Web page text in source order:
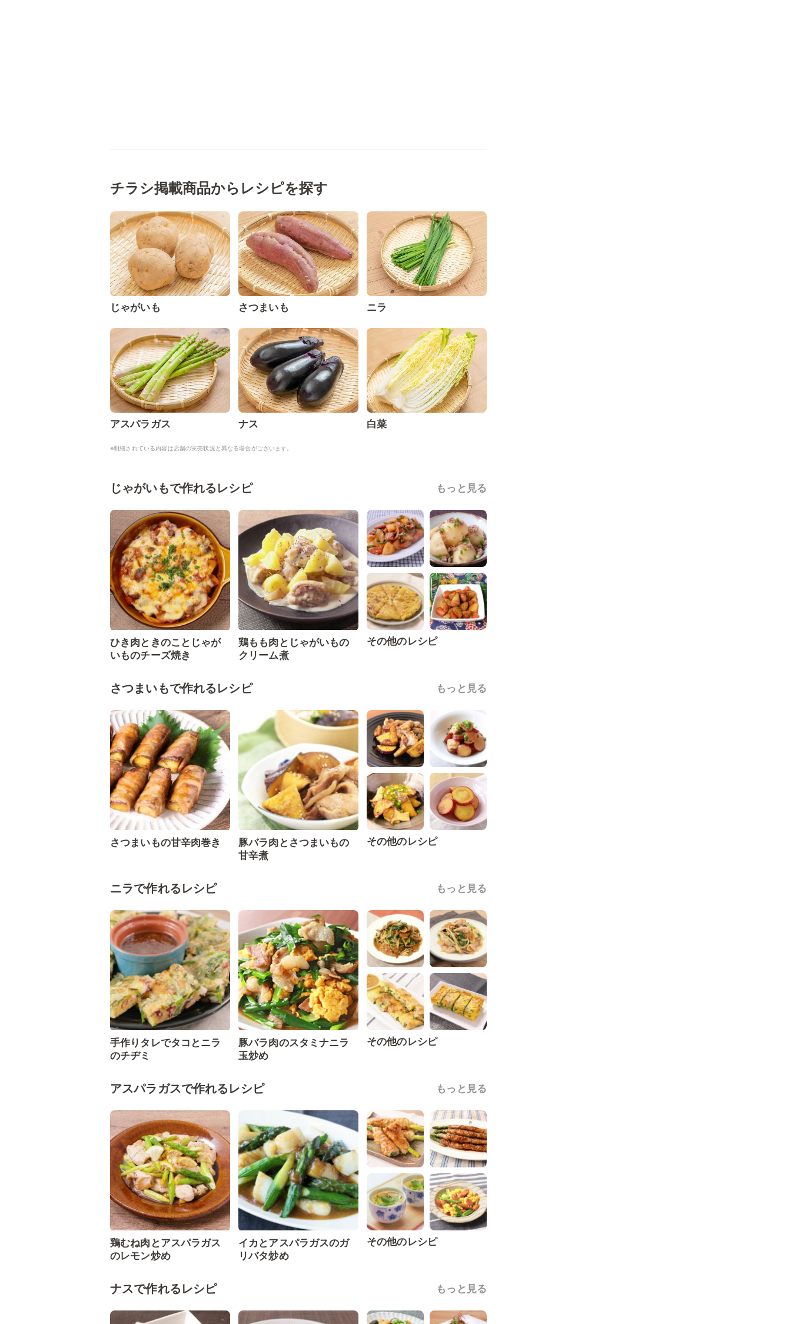
チラシ掲載商品からレシピを探す
じゃがいも さつまいも ニラ
アスパラガス ナス 白菜
※明細されている内容は店舗の実売状況と異なる場合がございます。
じゃがいもで作れるレシピ もっと見る
ひき肉ときのことじゃが
いものチーズ焼き
鶏もも肉とじゃがいもの
クリーム煮
その他のレシピ
さつまいもで作れるレシピ もっと見る
さつまいもの甘辛肉巻き
豚バラ肉とさつまいもの
甘辛煮
その他のレシピ
ニラで作れるレシピ もっと見る
手作りタレでタコとニラ
のチヂミ
豚バラ肉のスタミナニラ
玉炒め
その他のレシピ
アスパラガスで作れるレシピ もっと見る
鶏むね肉とアスパラガス
のレモン炒め
イカとアスパラガスのガ
リバタ炒め
その他のレシピ
ナスで作れるレシピ もっと見る